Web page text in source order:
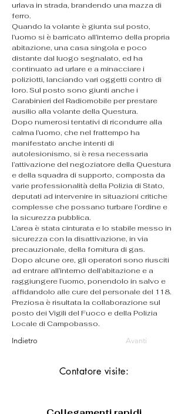
urlava in strada, brandendo una mazza di
ferro.
Quando la volante è giunta sul posto,
l’uomo si è barricato all’interno della propria
abitazione, una casa singola e poco
distante dal luogo segnalato, ed ha
continuato ad urlare e a minacciare i
poliziotti, lanciando vari oggetti contro di
loro. Sul posto sono giunti anche i
Carabinieri del Radiomobile per prestare
ausilio alla volante della Questura.
Dopo numerosi tentativi di ricondurre alla
calma l’uomo, che nel frattempo ha
manifestato anche intenti di
autolesionismo, si è resa necessaria
l’attivazione del negoziatore della Questura
e della squadra di supporto, composta da
varie professionalità della Polizia di Stato,
deputati ad intervenire in situazioni critiche
complesse che possano turbare l’ordine e
la sicurezza pubblica.
L’area è stata cinturata e lo stabile messo in
sicurezza con la disattivazione, in via
precauzionale, della fornitura di gas.
Dopo alcune ore, gli operatori sono riusciti
ad entrare all’interno dell’abitazione e a
raggiungere l’uomo, ponendolo in salvo e
affidandolo alle cure del personale del 118.
Preziosa è risultata la collaborazione sul
posto dei Vigili del Fuoco e della Polizia
Locale di Campobasso.
Indietro Avanti
Contatore visite: